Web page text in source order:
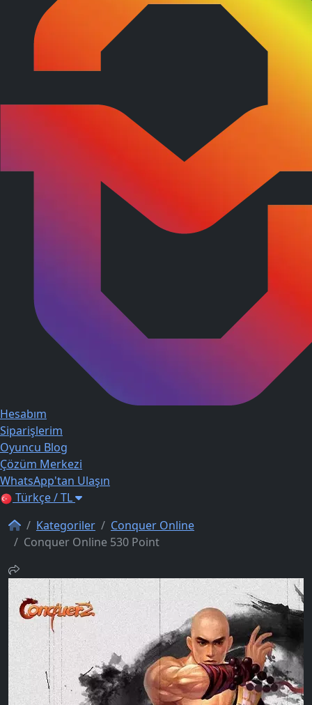
Hesabım
Siparişlerim
Oyuncu Blog
Çözüm Merkezi
WhatsApp'tan Ulaşın
Türkçe / TL
Kategoriler
Conquer Online
Conquer Online 530 Point